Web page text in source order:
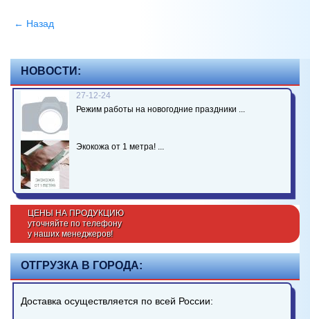
НОВОСТИ:
27-12-24
Режим работы на новогодние праздники ...
Экокожа от 1 метра! ...
ЦЕНЫ НА ПРОДУКЦИЮ
уточняйте по телефону
у наших менеджеров!
ОТГРУЗКА В ГОРОДА:
Доставка осуществляется по всей России:
← Назад